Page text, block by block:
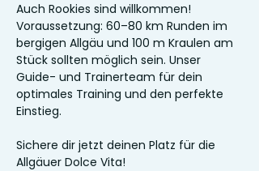
Auch Rookies sind willkommen!
Voraussetzung: 60–80 km Runden im
bergigen Allgäu und 100 m Kraulen am
Stück sollten möglich sein. Unser
Guide- und Trainerteam für dein
optimales Training und den perfekte
Einstieg.
Sichere dir jetzt deinen Platz für die
Allgäuer Dolce Vita!